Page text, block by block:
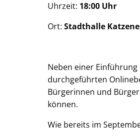
Uhrzeit: 18:00 Uhr
Ort: Stadthalle
Neben einer
durchgeführten
Bürgerinnen und
können.
Wie bereits im